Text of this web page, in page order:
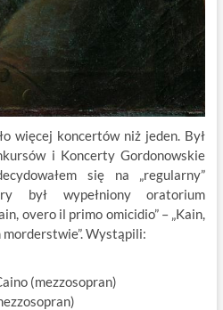
więcej koncertów niż jeden. Był
i Koncerty Gordonowskie
się na „regularny”
był wypełniony oratorium
overo il primo omicidio” – „Kain,
Wystąpili:
(mezzosopran)